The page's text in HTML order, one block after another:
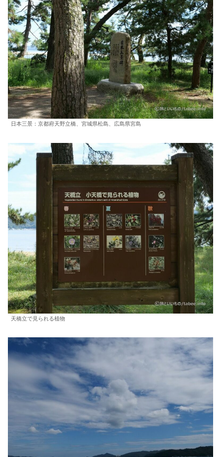
日本三景：京都府天野立橋、宮城県松島、広島県宮島
天橋立で見られる植物